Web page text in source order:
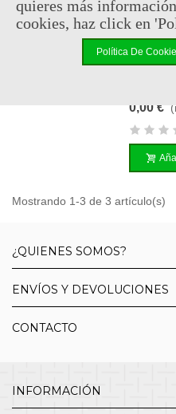
0,00 €
Mostrando 1-3 de 3 artículo(s)
¿QUIENES SOMOS?
ENVÍOS Y DEVOLUCIONES
CONTACTO
INFORMACIÓN
quieres más
cookies, haz click en
Política De